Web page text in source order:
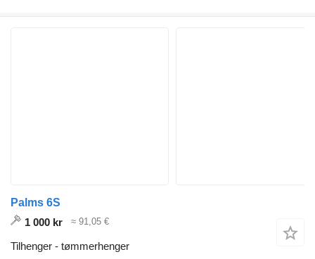
Palms 6S
1 000 kr
≈ 91,05 €
Tilhenger - tømmerhenger